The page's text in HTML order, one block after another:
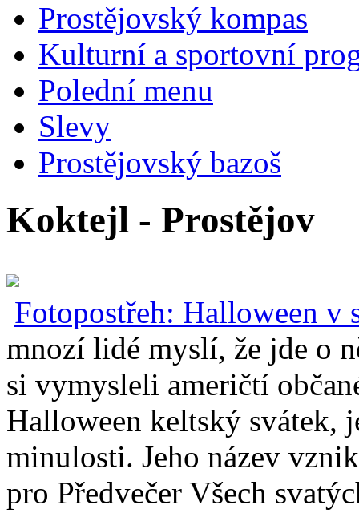
Prostějovský kompas
Kulturní a sportovní
Polední menu
Slevy
Prostějovský bazoš
Koktejl - Prostějov
Fotopostřeh: Halloween v
mnozí lidé myslí, že jde o
si vymysleli američtí
Halloween keltský svátek,
minulosti. Jeho název
pro Předvečer Všech